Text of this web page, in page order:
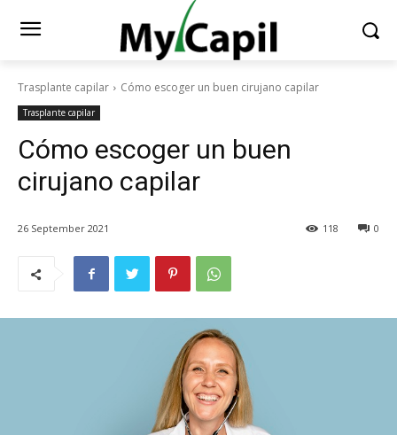
Trasplante capilar Cómo escoger un buen cirujano capilar
Trasplante capilar
Cómo escoger un buen
cirujano capilar
26 September 2021 0
118